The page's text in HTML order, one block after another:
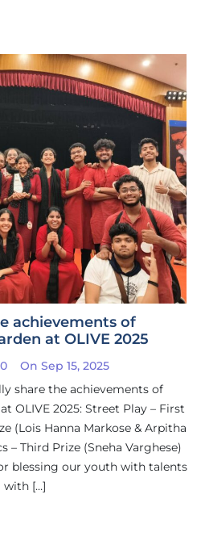
achievements of
at OLIVE 2025
0
On Sep 15, 2025
share the achievements of
OLIVE 2025: Street Play – First
(Lois Hanna Markose & Arpitha
– Third Prize (Sneha Varghese)
blessing our youth with talents
with […]